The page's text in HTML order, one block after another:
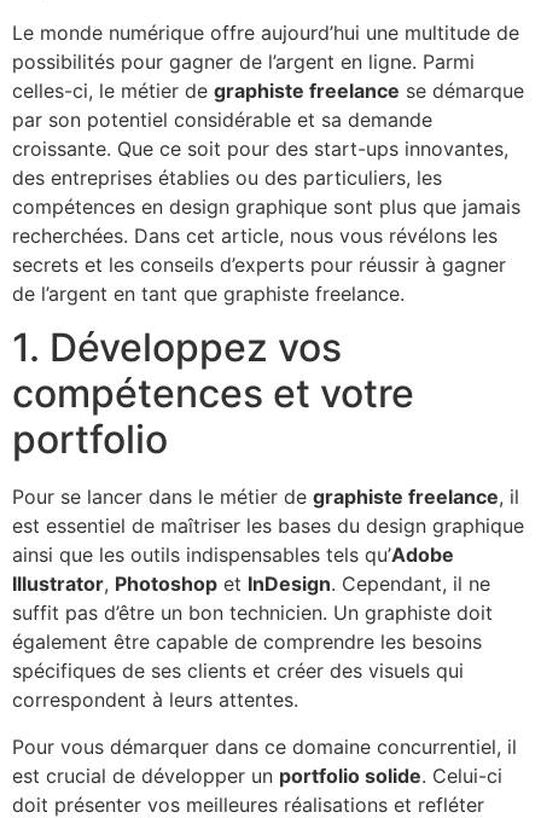
Le monde numérique offre aujourd’hui une multitude de
possibilités pour gagner de l’argent en ligne. Parmi
celles-ci, le métier de graphiste freelance se démarque
par son potentiel considérable et sa demande
croissante. Que ce soit pour des start-ups innovantes,
des entreprises établies ou des particuliers, les
compétences en design graphique sont plus que jamais
recherchées. Dans cet article, nous vous révélons les
secrets et les conseils d’experts pour réussir à gagner
de l’argent en tant que graphiste freelance.
1. Développez vos
compétences et votre
portfolio
Pour se lancer dans le métier de graphiste freelance, il
est essentiel de maîtriser les bases du design graphique
ainsi que les outils indispensables tels qu’Adobe
Illustrator, Photoshop et InDesign. Cependant, il ne
suffit pas d’être un bon technicien. Un graphiste doit
également être capable de comprendre les besoins
spécifiques de ses clients et créer des visuels qui
correspondent à leurs attentes.
Pour vous démarquer dans ce domaine concurrentiel, il
est crucial de développer un portfolio solide. Celui-ci
doit présenter vos meilleures réalisations et refléter